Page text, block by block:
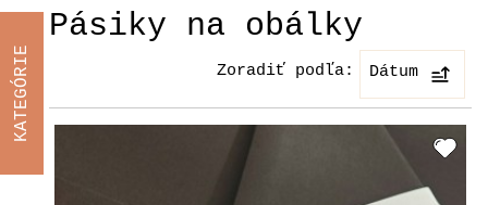
Pásiky na obálky
Zoradiť podľa: Dátum
KATEGÓRIE